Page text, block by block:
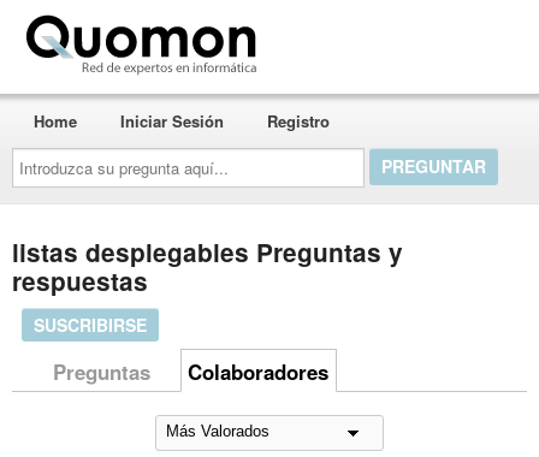
Introduzca
su
pregunta
aquí...
Home Iniciar Sesión Registro
listas desplegables Preguntas y
respuestas
SUSCRIBIRSE
Preguntas Colaboradores